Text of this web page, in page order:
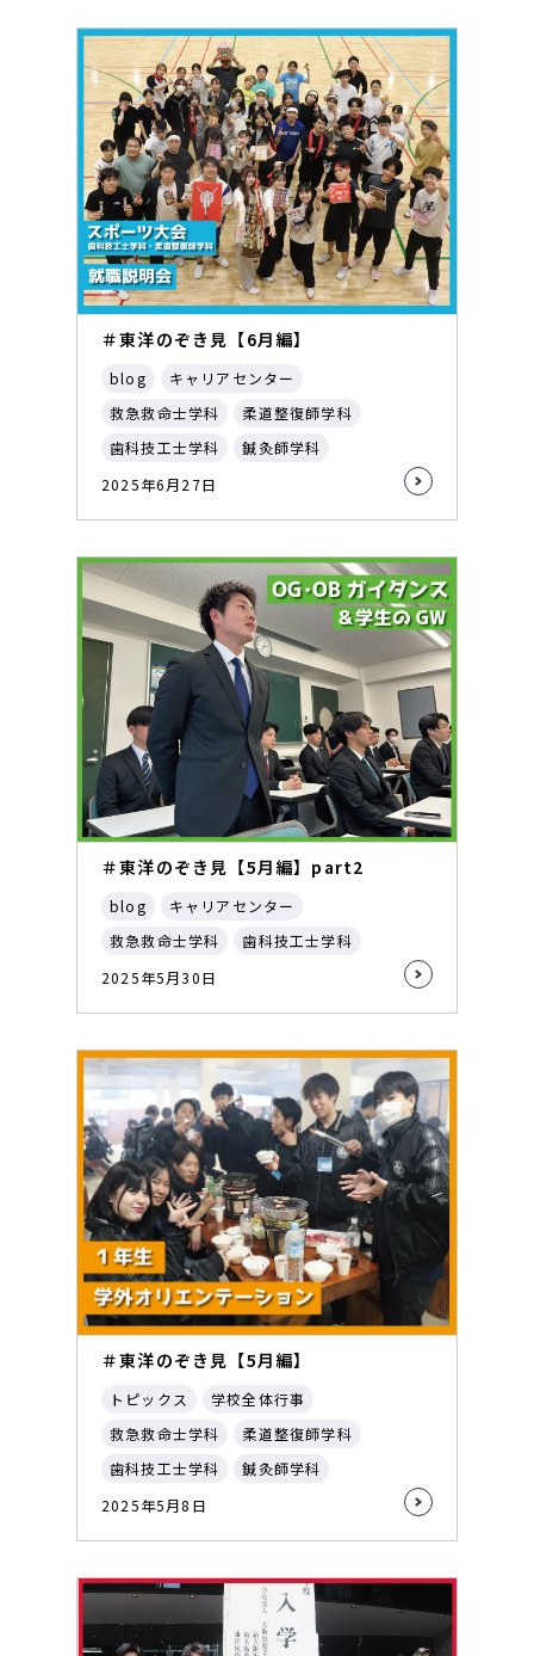
＃東洋のぞき見【6月編】
blog
キャリアセンター
救急救命士学科
柔道整復師学科
歯科技工士学科
鍼灸師学科
2025年6月27日
＃東洋のぞき見【5月編】part2
blog
キャリアセンター
救急救命士学科
歯科技工士学科
2025年5月30日
＃東洋のぞき見【5月編】
トピックス
学校全体行事
救急救命士学科
柔道整復師学科
歯科技工士学科
鍼灸師学科
2025年5月8日